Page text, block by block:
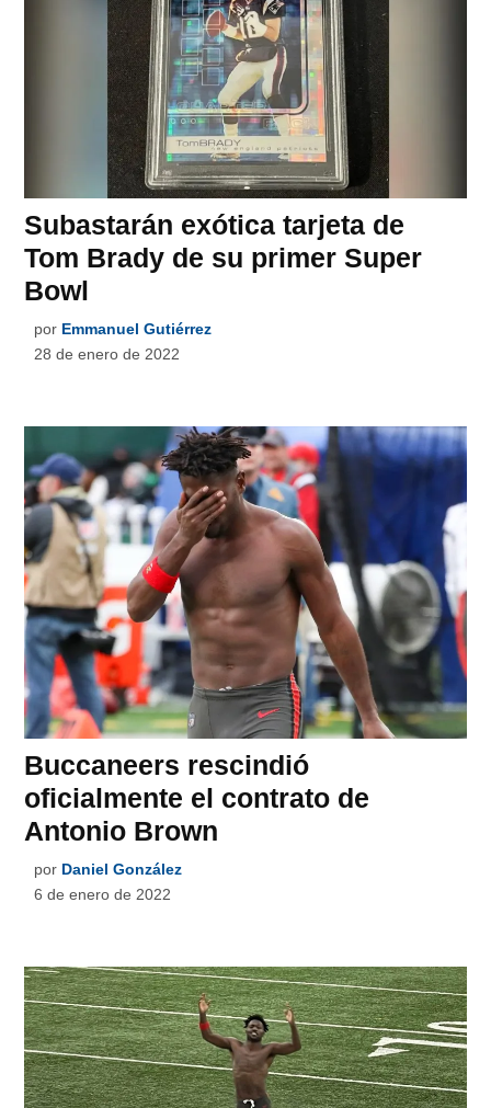
Subastarán exótica tarjeta de
Tom Brady de su primer Super
Bowl
por Emmanuel Gutiérrez
28 de enero de 2022
Buccaneers rescindió
oficialmente el contrato de
Antonio Brown
por Daniel González
6 de enero de 2022